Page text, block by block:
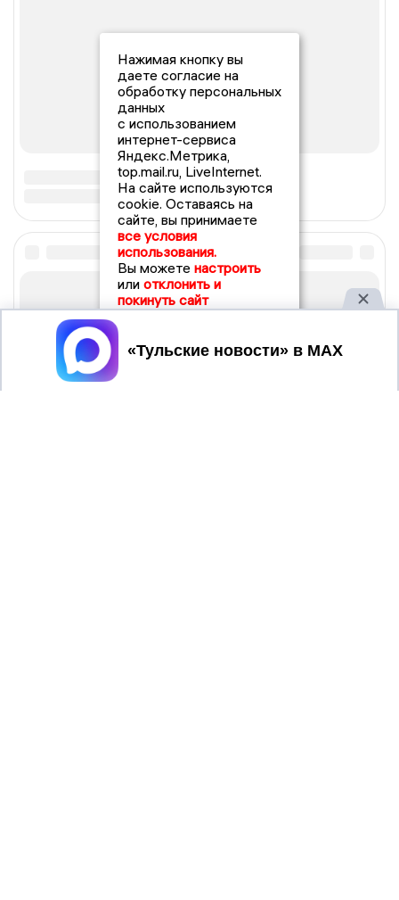
Нажимая кнопку вы
даете согласие на
обработку персональных
данных
с использованием
интернет-сервиса
Яндекс.Метрика,
top.mail.ru, LiveInternet.
На сайте используются
cookie. Оставаясь на
сайте, вы принимаете
все условия
использования.
Вы можете настроить
или отклонить и
покинуть сайт
Принять